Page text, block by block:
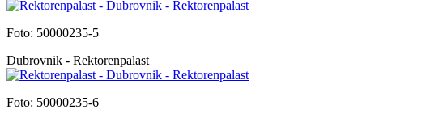
Foto: 50000235-5
Dubrovnik - Rektorenpalast
Foto: 50000235-6